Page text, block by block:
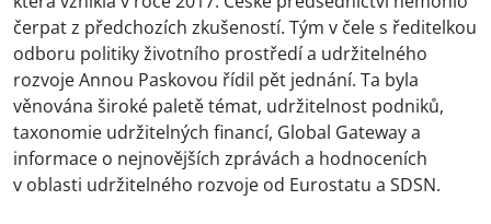
čerpat z předchozích zkušeností. Tým v čele s ředitelkou
odboru politiky životního prostředí a udržitelného
rozvoje Annou Paskovou řídil pět jednání. Ta byla
věnována široké paletě témat, udržitelnost podniků,
taxonomie udržitelných financí, Global Gateway a
informace o nejnovějších zprávách a hodnoceních
v oblasti udržitelného rozvoje od Eurostatu a SDSN.